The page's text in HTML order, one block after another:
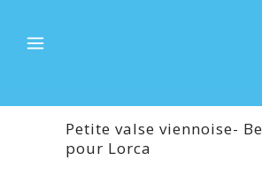
Petite valse viennoise-
pour Lorca